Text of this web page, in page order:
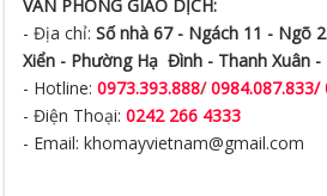
VĂN PHÒNG GIAO DỊCH:
- Địa chỉ:Số nhà 67 - Ngách 11 - Ngõ
Xiển - Phường Hạ Đình - Thanh Xuân -
- Hotline:0973.393.888/ 0984.087.833/
- Điện Thoại:0242 266 4333
- Email: khomayvietnam@gmail.com